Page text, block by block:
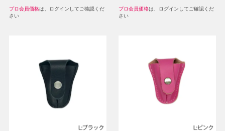
プロ会員価格は、ログインしてご確認くだ
さい
プロ会員価格は、ログインしてご確認くだ
さい